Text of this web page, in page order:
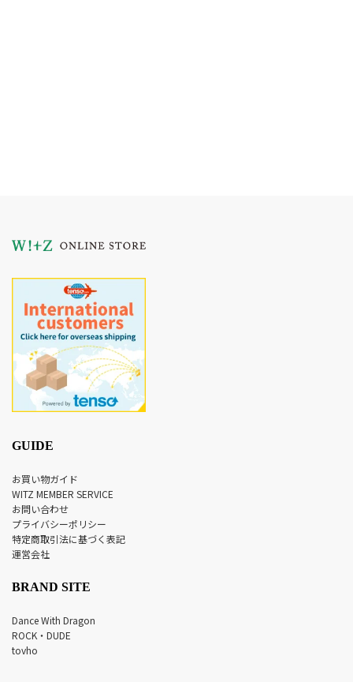
GUIDE
お買い物ガイド
WITZ MEMBER SERVICE
お問い合わせ
プライバシーポリシー
特定商取引法に基づく表記
運営会社
BRAND SITE
Dance With Dragon
ROCK・DUDE
tovho